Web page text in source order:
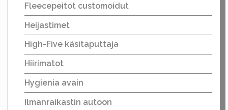
Fleecepeitot customoidut
Heijastimet
High-Five käsitaputtaja
Hiirimatot
Hygienia avain
Ilmanraikastin autoon